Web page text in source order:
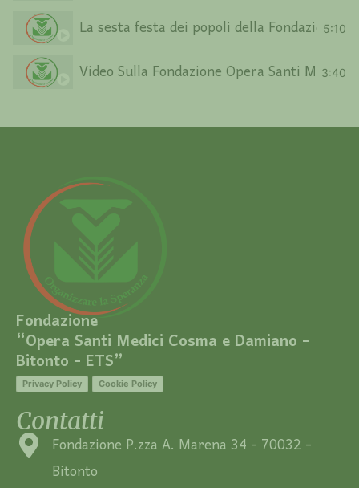
La sesta festa dei popoli della Fondazione
5:10
Video Sulla Fondazione Opera Santi Medici
3:40
Fondazione
“Opera Santi Medici Cosma e Damiano -
Bitonto - ETS”
Privacy Policy Cookie Policy
Contatti
Fondazione P.zza A. Marena 34 - 70032 -
Bitonto